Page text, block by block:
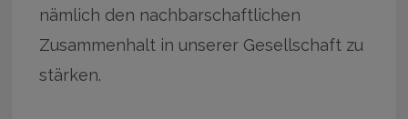
nämlich den nachbarschaftlichen
Zusammenhalt in unserer Gesellschaft zu
stärken.